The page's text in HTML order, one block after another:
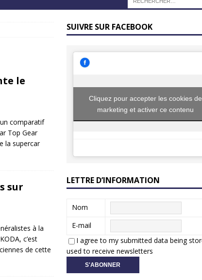
ACTUSle
comparatif
Top Gear
la supercar
sur
à la
c’est
de cette
SUIVRE SUR FACEBOOK
Cliquez pour accepter les cookies de
marketing et activer ce contenu
LETTRE D’INFORMATION
Nom
E-mail
I agree to my submitted data being
used to receive newsletters